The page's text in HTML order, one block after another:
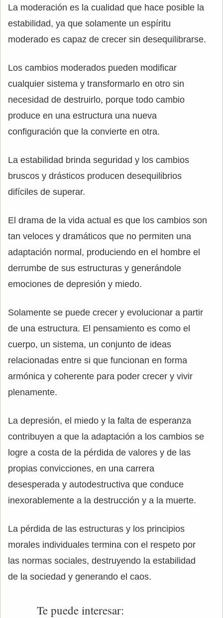
La moderación es la cualidad que hace posible la
estabilidad, ya que solamente un espíritu
moderado es capaz de crecer sin desequilibrarse.
Los cambios moderados pueden modificar
cualquier sistema y transformarlo en otro sin
necesidad de destruirlo, porque todo cambio
produce en una estructura una nueva
configuración que la convierte en otra.
La estabilidad brinda seguridad y los cambios
bruscos y drásticos producen desequilibrios
difíciles de superar.
El drama de la vida actual es que los cambios son
tan veloces y dramáticos que no permiten una
adaptación normal, produciendo en el hombre el
derrumbe de sus estructuras y generándole
emociones de depresión y miedo.
Solamente se puede crecer y evolucionar a partir
de una estructura. El pensamiento es como el
cuerpo, un sistema, un conjunto de ideas
relacionadas entre si que funcionan en forma
armónica y coherente para poder crecer y vivir
plenamente.
La depresión, el miedo y la falta de esperanza
contribuyen a que la adaptación a los cambios se
logre a costa de la pérdida de valores y de las
propias convicciones, en una carrera
desesperada y autodestructiva que conduce
inexorablemente a la destrucción y a la muerte.
La pérdida de las estructuras y los principios
morales individuales termina con el respeto por
las normas sociales, destruyendo la estabilidad
de la sociedad y generando el caos.
Te puede interesar: